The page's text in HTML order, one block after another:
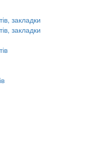
закладки
закладки